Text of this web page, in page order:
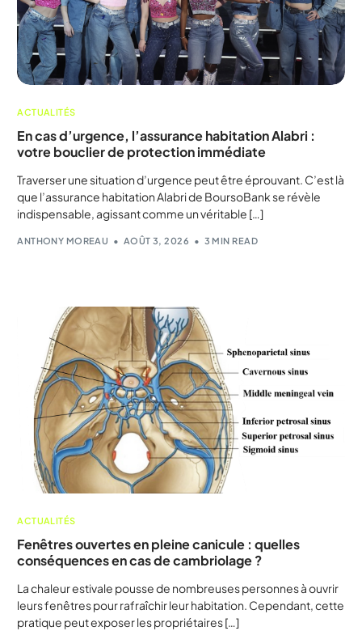
ACTUALITÉS
En cas d’urgence, l’assurance habitation Alabri :
votre bouclier de protection immédiate
Traverser une situation d’urgence peut être éprouvant. C’est là
que l’assurance habitation Alabri de BoursoBank se révèle
indispensable, agissant comme un véritable […]
ANTHONY MOREAU AOÛT 3, 2026 3 MIN READ
ACTUALITÉS
Fenêtres ouvertes en pleine canicule : quelles
conséquences en cas de cambriolage ?
La chaleur estivale pousse de nombreuses personnes à ouvrir
leurs fenêtres pour rafraîchir leur habitation. Cependant, cette
pratique peut exposer les propriétaires […]